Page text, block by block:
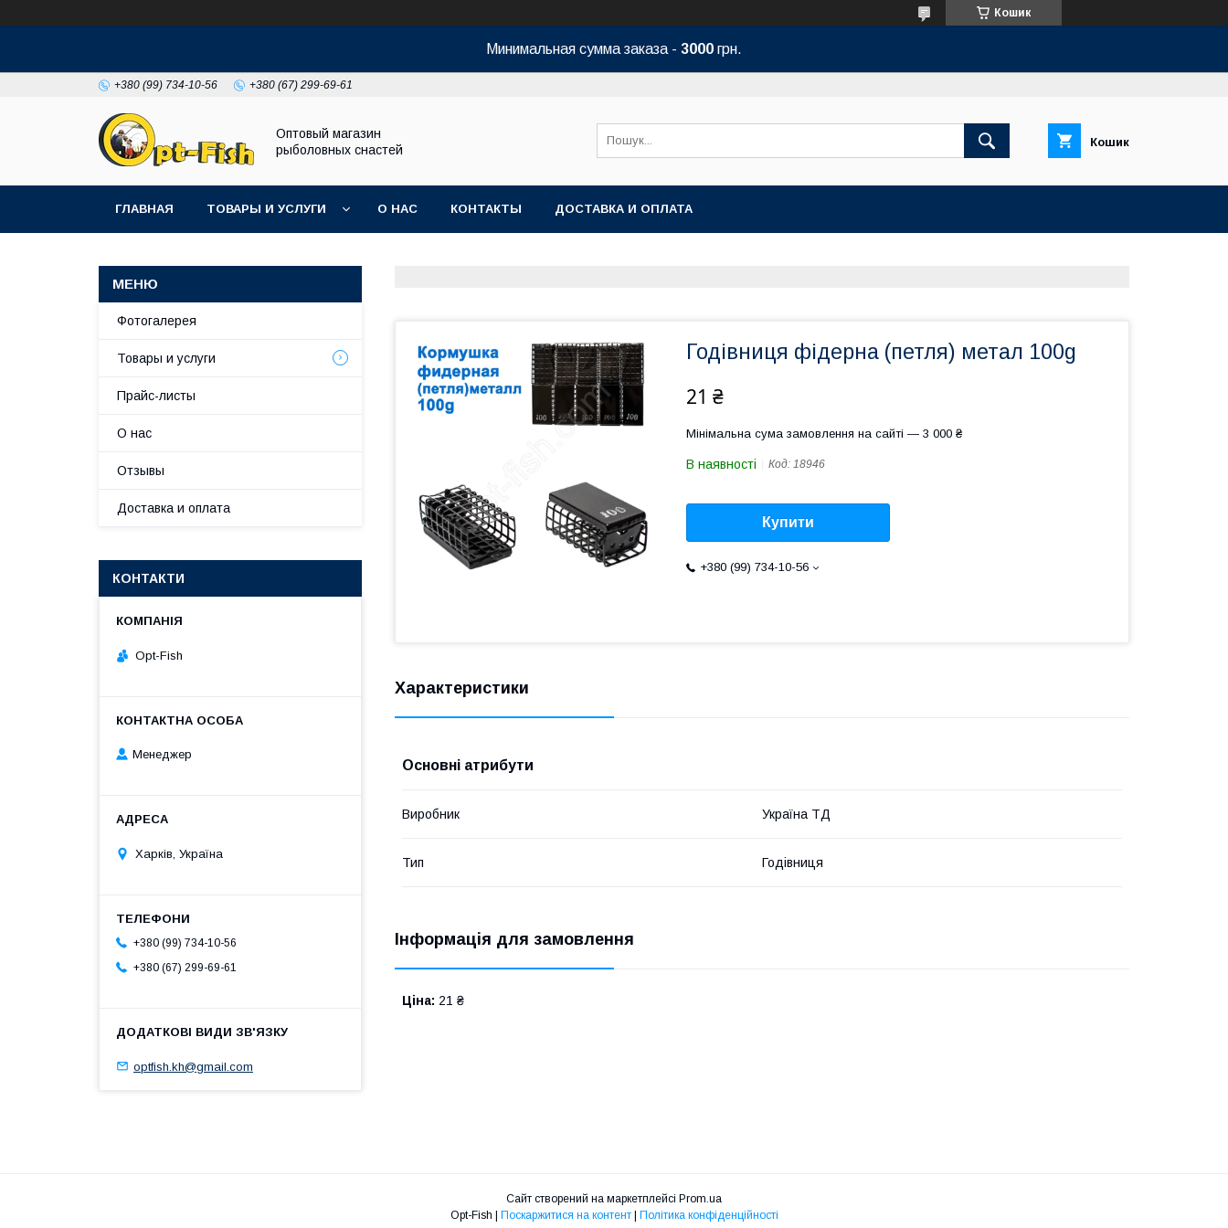
Кошик
Минимальная сумма заказа - 3000 грн.
+380 (99) 734-10-56 +380 (67) 299-69-61
Оптовый магазин
рыболовных снастей
Кошик
ГЛАВНАЯ ТОВАРЫ И УСЛУГИ О НАС КОНТАКТЫ ДОСТАВКА И ОПЛАТА
Годівниця фідерна (петля) метал 100g
21 ₴
Мінімальна сума замовлення на сайті — 3 000 ₴
В наявності Код: 18946
Купити
+380 (99) 734-10-56
Характеристики
Основні атрибути
Виробник Україна ТД
Тип Годівниця
Інформація для замовлення
Ціна: 21 ₴
Фотогалерея
Товары и услуги
Прайс-листы
О нас
Отзывы
Доставка и оплата
КОНТАКТИ
Opt-Fish
Менеджер
Харків, Україна
+380 (99) 734-10-56
+380 (67) 299-69-61
optfish.kh@gmail.com
Сайт створений на маркетплейсі Prom.ua
Поскаржитися на контент Політика конфіденційності